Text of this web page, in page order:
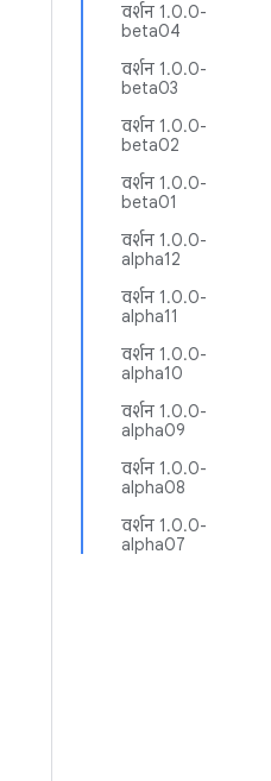
वर्शन 1.0.0-
beta04
वर्शन 1.0.0-
beta03
वर्शन 1.0.0-
beta02
वर्शन 1.0.0-
beta01
वर्शन 1.0.0-
alpha12
वर्शन 1.0.0-
alpha11
वर्शन 1.0.0-
alpha10
वर्शन 1.0.0-
alpha09
वर्शन 1.0.0-
alpha08
वर्शन 1.0.0-
alpha07